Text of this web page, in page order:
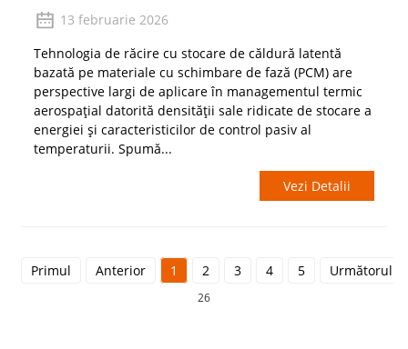
13 februarie 2026
Tehnologia de răcire cu stocare de căldură latentă
bazată pe materiale cu schimbare de fază (PCM) are
perspective largi de aplicare în managementul termic
aerospațial datorită densității sale ridicate de stocare a
energiei și caracteristicilor de control pasiv al
temperaturii. Spumă...
Vezi Detalii
Primul Anterior 1 2 3 4 5 Următorul
26